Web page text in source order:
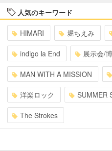
人気のキーワード
HIMARI 堀ちえみ
indigo la End 展示会/
MAN WITH A MISSION
洋楽ロック SUMMER
The Strokes